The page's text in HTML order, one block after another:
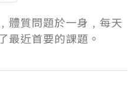
體質問題於一身﹐每天
最近首要的課題。